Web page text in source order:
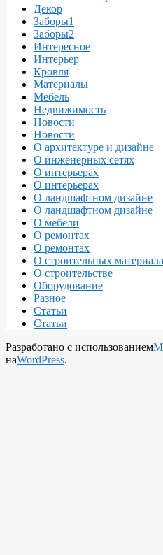
Декор
Заборы1
Заборы2
Интересное
Интерьер
Кровля
Материалы
Мебель
Недвижимость
Новости
Новости
О архитектуре и дизайне
О инженерных сетях
О интерьерах
О интерьерах
О ландшафтном дизайне
О ландшафтном дизайне
О мебели
О ремонтах
О ремонтах
О строительных
О строительстве
Оборудование
Разное
Статьи
Статьи
Разработано с использованием
наWordPress.